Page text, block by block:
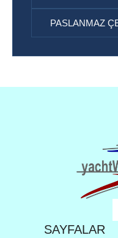
PASLANMAZ
SAYFALAR